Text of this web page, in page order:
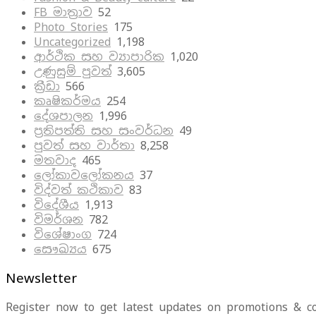
FB මාත්‍රාව 52
Photo Stories 175
Uncategorized 1,198
ආර්ථික සහ ව්‍යාපාරික 1,020
උණුසුම් පුවත් 3,605
ක්‍රීඩා 566
කෘෂිකර්මය 254
දේශපාලන 1,996
ප්‍රතිපත්ති සහ සංවර්ධන 49
පුවත් සහ වාර්තා 8,258
මතවාද 465
ලෝකාවලෝකනය 37
විද්වත් කථිකාව 83
විදේශීය 1,913
විමර්ශන 782
විශේෂාංග 724
සෞඛ්‍යය 675
Newsletter
Register now to get latest updates on promotions &